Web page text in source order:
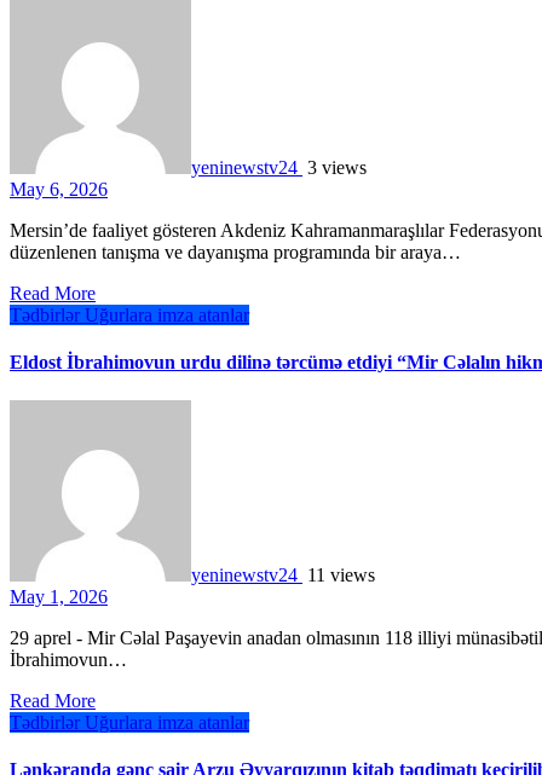
yeninewstv24 3 views
May 6, 2026
Mersin’de faaliyet gösteren Akdeniz Kahramanmaraşlılar Federasyonu’na bağlı dernekler ile Kahramanmaraşlı vatandaşlar,
düzenlenen tanışma ve dayanışma programında bir araya…
Read More
Tədbirlər Uğurlara imza atanlar
Eldost İbrahimovun urdu dilinə tərcümə etdiyi “Mir Cəlalın
yeninewstv24 11 views
May 1, 2026
29 aprel - Mir Cəlal Paşayevin anadan olmasının 118 illiyi münasibətilə “Ədibin evi”ndə Şərqşünaslıq fakültəsinin müəllimi Eldost
İbrahimovun…
Read More
Tədbirlər Uğurlara imza atanlar
Lənkəranda gənc şair Arzu Əyyarqızının kitab təqdimatı